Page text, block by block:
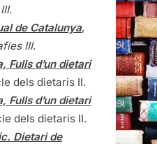
.
de Catalunya,
III.
Fulls d’un dietari
dels dietaris II.
Fulls d’un dietari
dels dietaris II.
Dietari de